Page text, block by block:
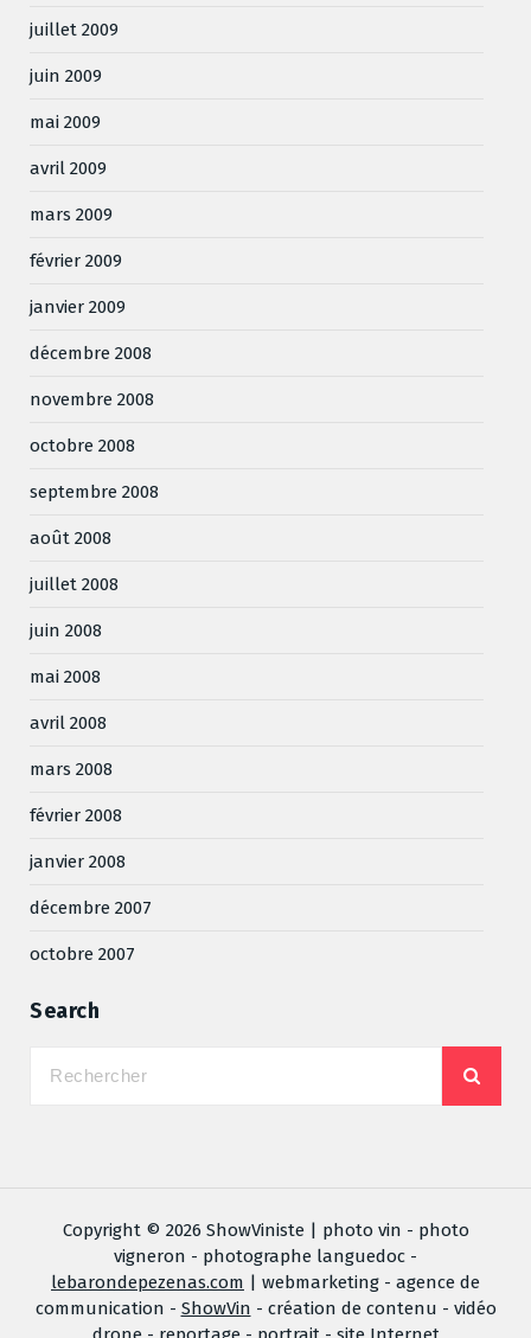
juillet 2009
juin 2009
mai 2009
avril 2009
mars 2009
février 2009
janvier 2009
décembre 2008
novembre 2008
octobre 2008
septembre 2008
août 2008
juillet 2008
juin 2008
mai 2008
avril 2008
mars 2008
février 2008
janvier 2008
décembre 2007
octobre 2007
Search
Copyright © 2026 ShowViniste | photo vin - photo
vigneron - photographe languedoc -
lebarondepezenas.com | webmarketing - agence de
communication - ShowVin - création de contenu - vidéo